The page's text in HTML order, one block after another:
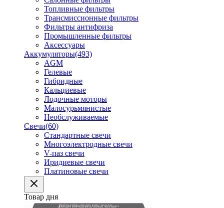
Топливные фильтры
Трансмиссионные фильтры
Фильтры антифриза
Промышленные фильтры
Аксессуары
Аккумуляторы(493)
AGM
Гелевые
Гибридные
Кальциевые
Лодочные моторы
Малосурьмянистые
Необслуживаемые
Свечи(60)
Стандартные свечи
Многоэлектродные свечи
V-паз свечи
Иридиевые свечи
Платиновые свечи
Товар дня